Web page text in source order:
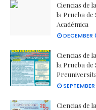
Ciencias de
la Prueba de
Académica
Ciencias de
la Prueba de
Ciencias de